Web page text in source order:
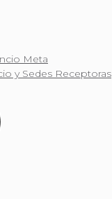
Meta
y Sedes Receptoras